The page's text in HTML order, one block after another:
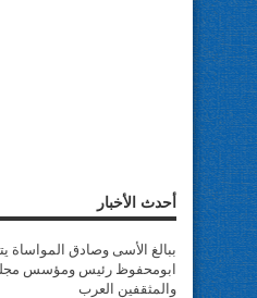
أحدث الأخبار
ببالغ الأسى وصادق المواساة
ابومحفوظ رئيس ومؤسس مجلس
والمثقفين العرب